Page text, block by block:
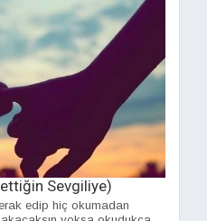
Sevgiliye)
edip hiç okumadan